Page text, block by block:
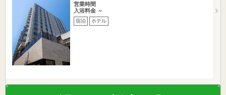
営業時間
入浴料金 ～
宿泊 ホテル